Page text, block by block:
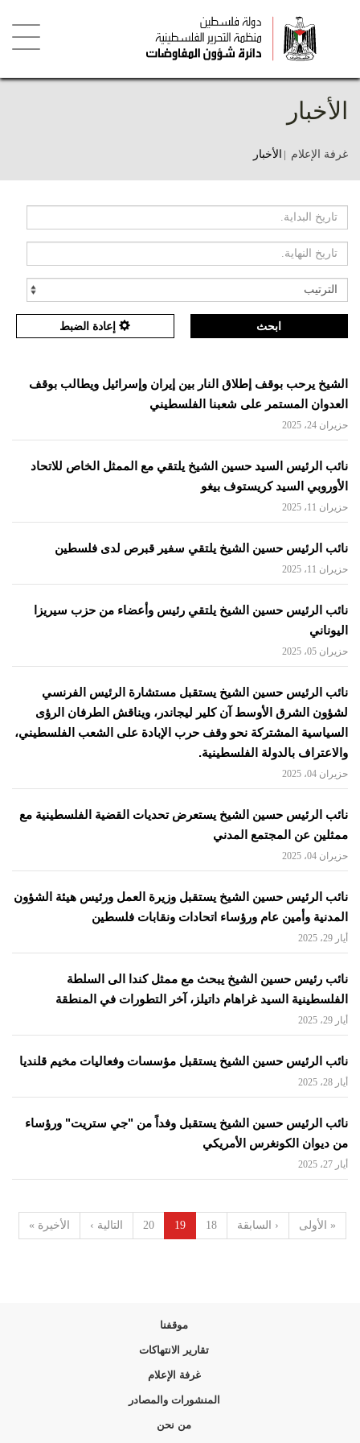
الأخبار
غرفة الإعلام الأخبار
ابحث إعادة الضبط
الشيخ يرحب بوقف إطلاق النار بين إيران وإسرائيل ويطالب بوقف
العدوان المستمر على شعبنا الفلسطيني
حزيران 24، 2025
نائب الرئيس السيد حسين الشيخ يلتقي مع الممثل الخاص للاتحاد
الأوروبي السيد كريستوف بيغو
حزيران 11، 2025
نائب الرئيس حسين الشيخ يلتقي سفير قبرص لدى فلسطين
حزيران 11، 2025
نائب الرئيس حسين الشيخ يلتقي رئيس وأعضاء من حزب سيريزا
اليوناني
حزيران 05، 2025
نائب الرئيس حسين الشيخ يستقبل مستشارة الرئيس الفرنسي
لشؤون الشرق الأوسط آن كلير ليجاندر، ويناقش الطرفان الرؤى
السياسية المشتركة نحو وقف حرب الإبادة على الشعب الفلسطيني،
والاعتراف بالدولة الفلسطينية.
حزيران 04، 2025
نائب الرئيس حسين الشيخ يستعرض تحديات القضية الفلسطينية مع
ممثلين عن المجتمع المدني
حزيران 04، 2025
نائب الرئيس حسين الشيخ يستقبل وزيرة العمل ورئيس هيئة الشؤون
المدنية وأمين عام ورؤساء اتحادات ونقابات فلسطين
أيار 29، 2025
نائب رئيس حسين الشيخ يبحث مع ممثل كندا الى السلطة
الفلسطينية السيد غراهام داتيلز، آخر التطورات في المنطقة
أيار 29، 2025
نائب الرئيس حسين الشيخ يستقبل مؤسسات وفعاليات مخيم قلنديا
أيار 28، 2025
نائب الرئيس حسين الشيخ يستقبل وفداً من "جي ستريت" ورؤساء
من ديوان الكونغرس الأمريكي
أيار 27، 2025
« الأولى ‹ السابقة 18
19
20 التالية › الأخيرة »
موقفنا
تقارير الانتهاكات
غرفة الإعلام
المنشورات والمصادر
من نحن